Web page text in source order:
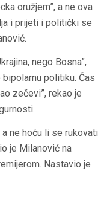
oružjem”, a ne ova
i prijeti i politički se
nego Bosna”,
politiku. Čas
zečevi”, rekao je
ne hoću li se rukovati
je Milanović na
Nastavio je